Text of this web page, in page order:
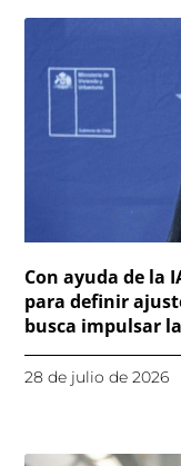
Con ayuda de la
para definir
busca impulsar
28 de julio de 2026